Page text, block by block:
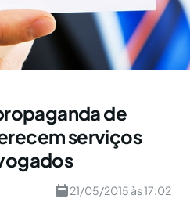
de
serviços
21/05/2015 às 17:02